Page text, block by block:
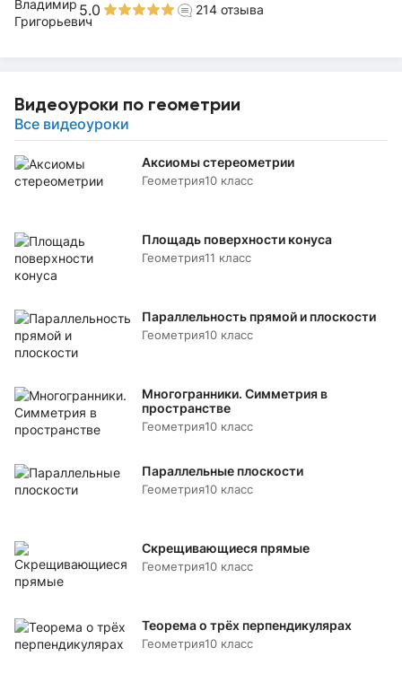
5.0 214 отзыва
Видеоуроки по геометрии
Все видеоуроки
Аксиомы стереометрии
Геометрия10 класс
Площадь поверхности конуса
Геометрия11 класс
Параллельность прямой и плоскости
Геометрия10 класс
Многогранники. Симметрия в
пространстве
Геометрия10 класс
Параллельные плоскости
Геометрия10 класс
Скрещивающиеся прямые
Геометрия10 класс
Теорема о трёх перпендикулярах
Геометрия10 класс